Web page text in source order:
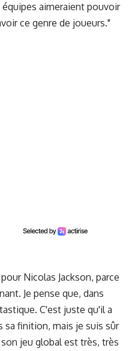
aimeraient pouvoir
ce genre de joueurs."
Nicolas Jackson, parce
Je pense que, dans
C'est juste qu'il a
sa finition, mais je suis sûr
jeu global est très, très